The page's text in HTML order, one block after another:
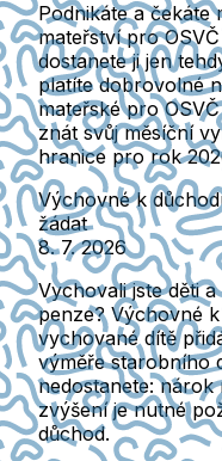
Podnikáte a čekáte
mateřství pro
dostanete ji jen
platíte dobrovolné
mateřské pro
znát svůj měsíční
hranice pro rok
Výchovné k
žádat
8. 7. 2026
Vychovali jste děti
penze? Výchovné
vychované dítě
výměře starobního
nedostanete: nárok
zvýšení je nutné
důchod.